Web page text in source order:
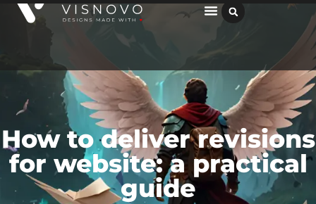
How to deliver revisions
for website: a practical
guide